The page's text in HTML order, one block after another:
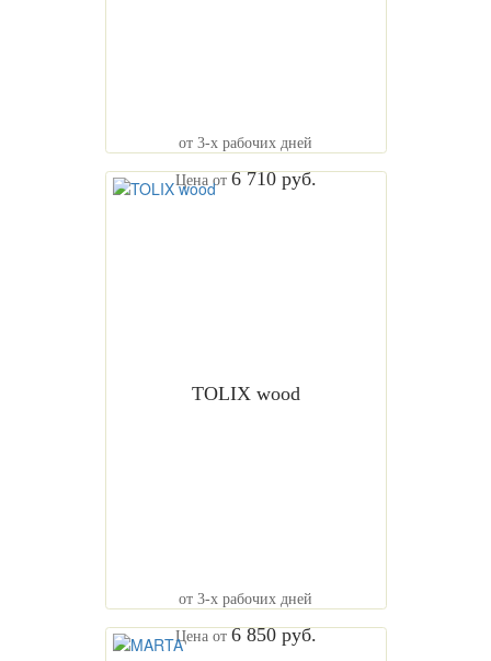
от 3-х рабочих дней
Цена от 6 710 руб.
TOLIX wood
от 3-х рабочих дней
Цена от 6 850 руб.